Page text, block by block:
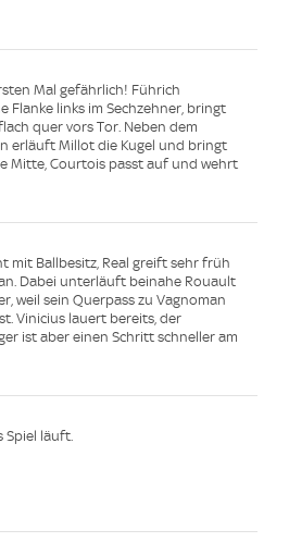
Mal gefährlich! Führich
Flanke links im Sechzehner, bringt
quer vors Tor. Neben dem
erläuft Millot die Kugel und bringt
Mitte, Courtois passt auf und wehrt
mit Ballbesitz, Real greift sehr früh
Dabei unterläuft beinahe Rouault
weil sein Querpass zu Vagnoman
Vinicius lauert bereits, der
ist aber einen Schritt schneller am
Spiel läuft.